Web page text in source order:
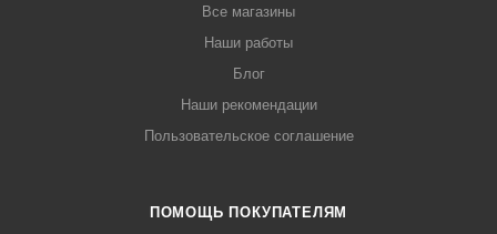
Все магазины
Наши работы
Блог
Наши рекомендации
Пользовательское соглашение
ПОМОЩЬ ПОКУПАТЕЛЯМ